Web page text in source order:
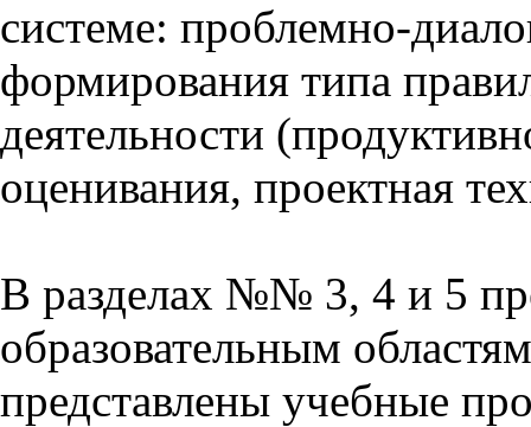
системе: проблемно-
формирования типа
деятельности
оценивания, проектная
В разделах №№ 3, 4 и 5
образовательным
представлены учебные